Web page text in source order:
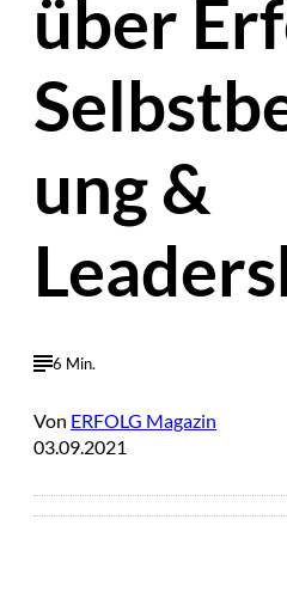
über
ung &
6 Min.
Von ERFOLG Magazin
03.09.2021